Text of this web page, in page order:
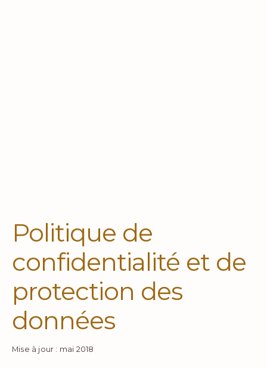
Politique de
confidentialité et de
protection des
données
Mise à jour : mai 2018